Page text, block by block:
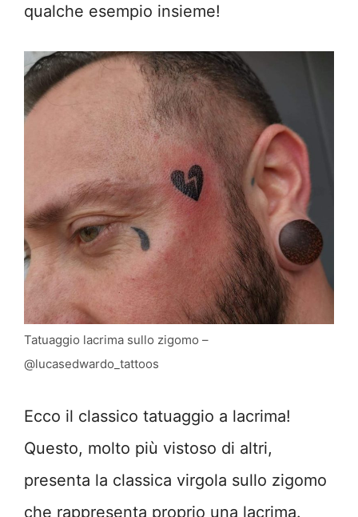
qualche esempio insieme!
Tatuaggio lacrima sullo zigomo –
@lucasedwardo_tattoos
Ecco il classico tatuaggio a lacrima!
Questo, molto più vistoso di altri,
presenta la classica virgola sullo zigomo
che rappresenta proprio una lacrima.